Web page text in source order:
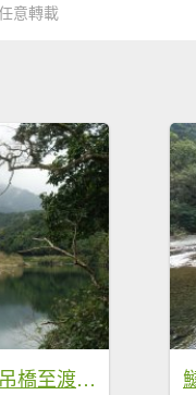
意轉載
𩻸魚堀溪自行車道（坪林吊橋至渡南橋往返）